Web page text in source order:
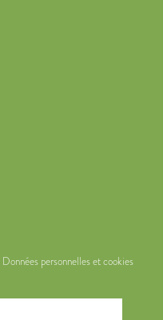
Données personnelles et cookies